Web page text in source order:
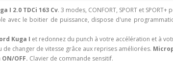
I 2.0 TDCi 163 Cv. 3 modes, CONFORT, SPORT et
avec le boitier de puissance, dispose d'une
Kuga I et redonnez du punch à votre accélération et à
de changer de vitesse grâce aux reprises améliorées.
OFF. Clavier de commande sensitif.